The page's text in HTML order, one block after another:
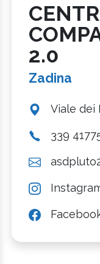
2.0
Zadina
Viale dei
339